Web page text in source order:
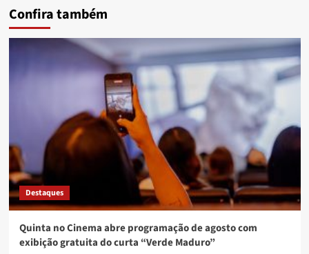
Confira também
Destaques
Quinta no Cinema abre programação de agosto com
exibição gratuita do curta “Verde Maduro”